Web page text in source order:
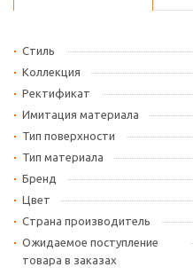
Стиль
Коллекция
Ректификат
Имитация материала
Тип поверхности
Тип материала
Бренд
Цвет
Страна производитель
Ожидаемое поступление
товара в заказах